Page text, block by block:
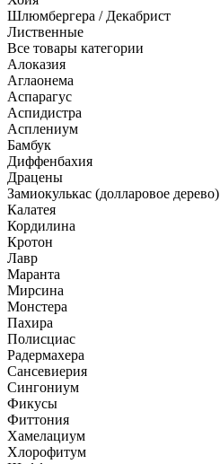
Шлюмбергера / Декабрист
Лиственные
Все товары категории
Алоказия
Аглаонема
Аспарагус
Аспидистра
Асплениум
Бамбук
Диффенбахия
Драцены
Замиокулькас (долларовое дерево)
Калатея
Кордилина
Кротон
Лавр
Маранта
Мирсина
Монстера
Пахира
Полисциас
Радермахера
Сансевиерия
Сингониум
Фикусы
Фиттония
Хамелациум
Хлорофитум